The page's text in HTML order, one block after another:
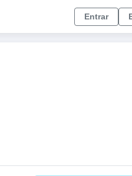
Entrar